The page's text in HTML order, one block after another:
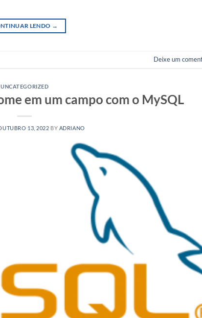
LENDO →
Deixe um
UNCATEGORIZED
em um campo com o MySQL
13, 2022 BY ADRIANO